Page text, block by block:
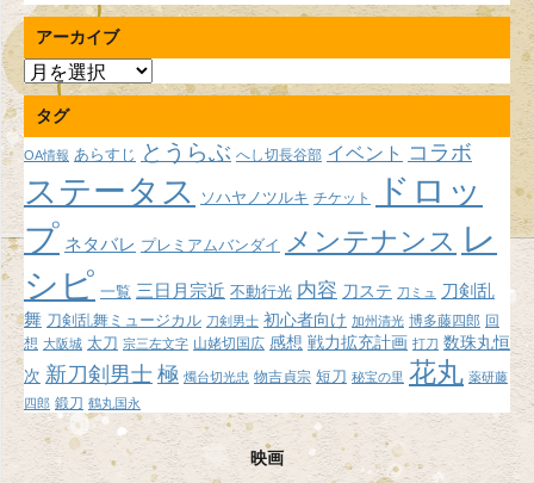
アーカイブ
ア
ー
カ
イ
ブ
タグ
OA情報 あらすじ とうらぶ へし切長谷部 イベント コラボ
ステータス ソハヤノツルキ チケット
ドロッ
プ ネタバレ プレミアムバンダイ メンテナンス レ
シピ 一覧 三日月宗近 不動行光 内容 刀ステ 刀ミュ
刀剣乱
舞 刀剣乱舞ミュージカル 刀剣男士 初心者向け 加州清光 博多藤四郎 回
想 大阪城 太刀 宗三左文字 山姥切国広 感想 戦力拡充計画 打刀 数珠丸恒
次 新刀剣男士 極 燭台切光忠 物吉貞宗 短刀 秘宝の里 花丸 薬研藤
四郎 鍛刀 鶴丸国永
映画